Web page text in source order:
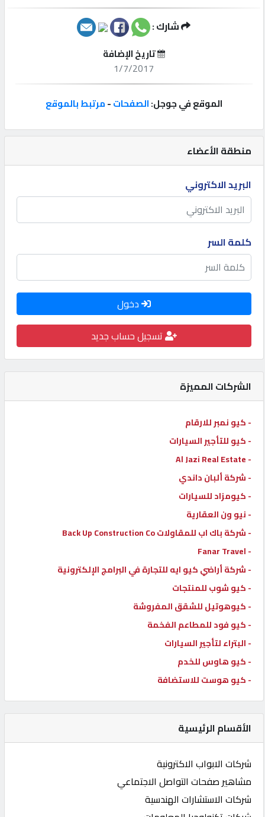
إبحث
إعلانات
المنتدى
كيو
مزاد
كيو
نمبر
كارز
كيو
ماركت
القطري
POWERED
QHOST
منطقة الأعضاء
البريد الاكتروني
كلمة السر
دخول
تسجيل حساب جديد
الشركات المميزة
- كيو نمبر للارقام
- كيو للتأجير السيارات
- Al Jazi Real Estate
- شركة ألبان داندي
- كيومزاد للسيارات
- نيو ون العقارية
- شركة باك اب للمقاولات Back Up Construction Co
- Fanar Travel
- شركة أراضي كيو ايه للتجارة في البرامج الإلكترونية
- كيو شوب للمنتجات
- كيوهوتيل للشقق المفروشة
- كيو فود للمطاعم الفخمة
- البتراء لتأجير السيارات
- كيو هاوس للخدم
- كيو هوست للاستضافة
الأقسام الرئيسية
شركات الابواب الاكترونية
مشاهير صفحات التواصل الاجتماعي
شركات الاستشارات الهندسية
شارك :
تاريخ الإضافة
1/7/2017
الموقع في جوجل:الصفحات-مرتبط بالموقع